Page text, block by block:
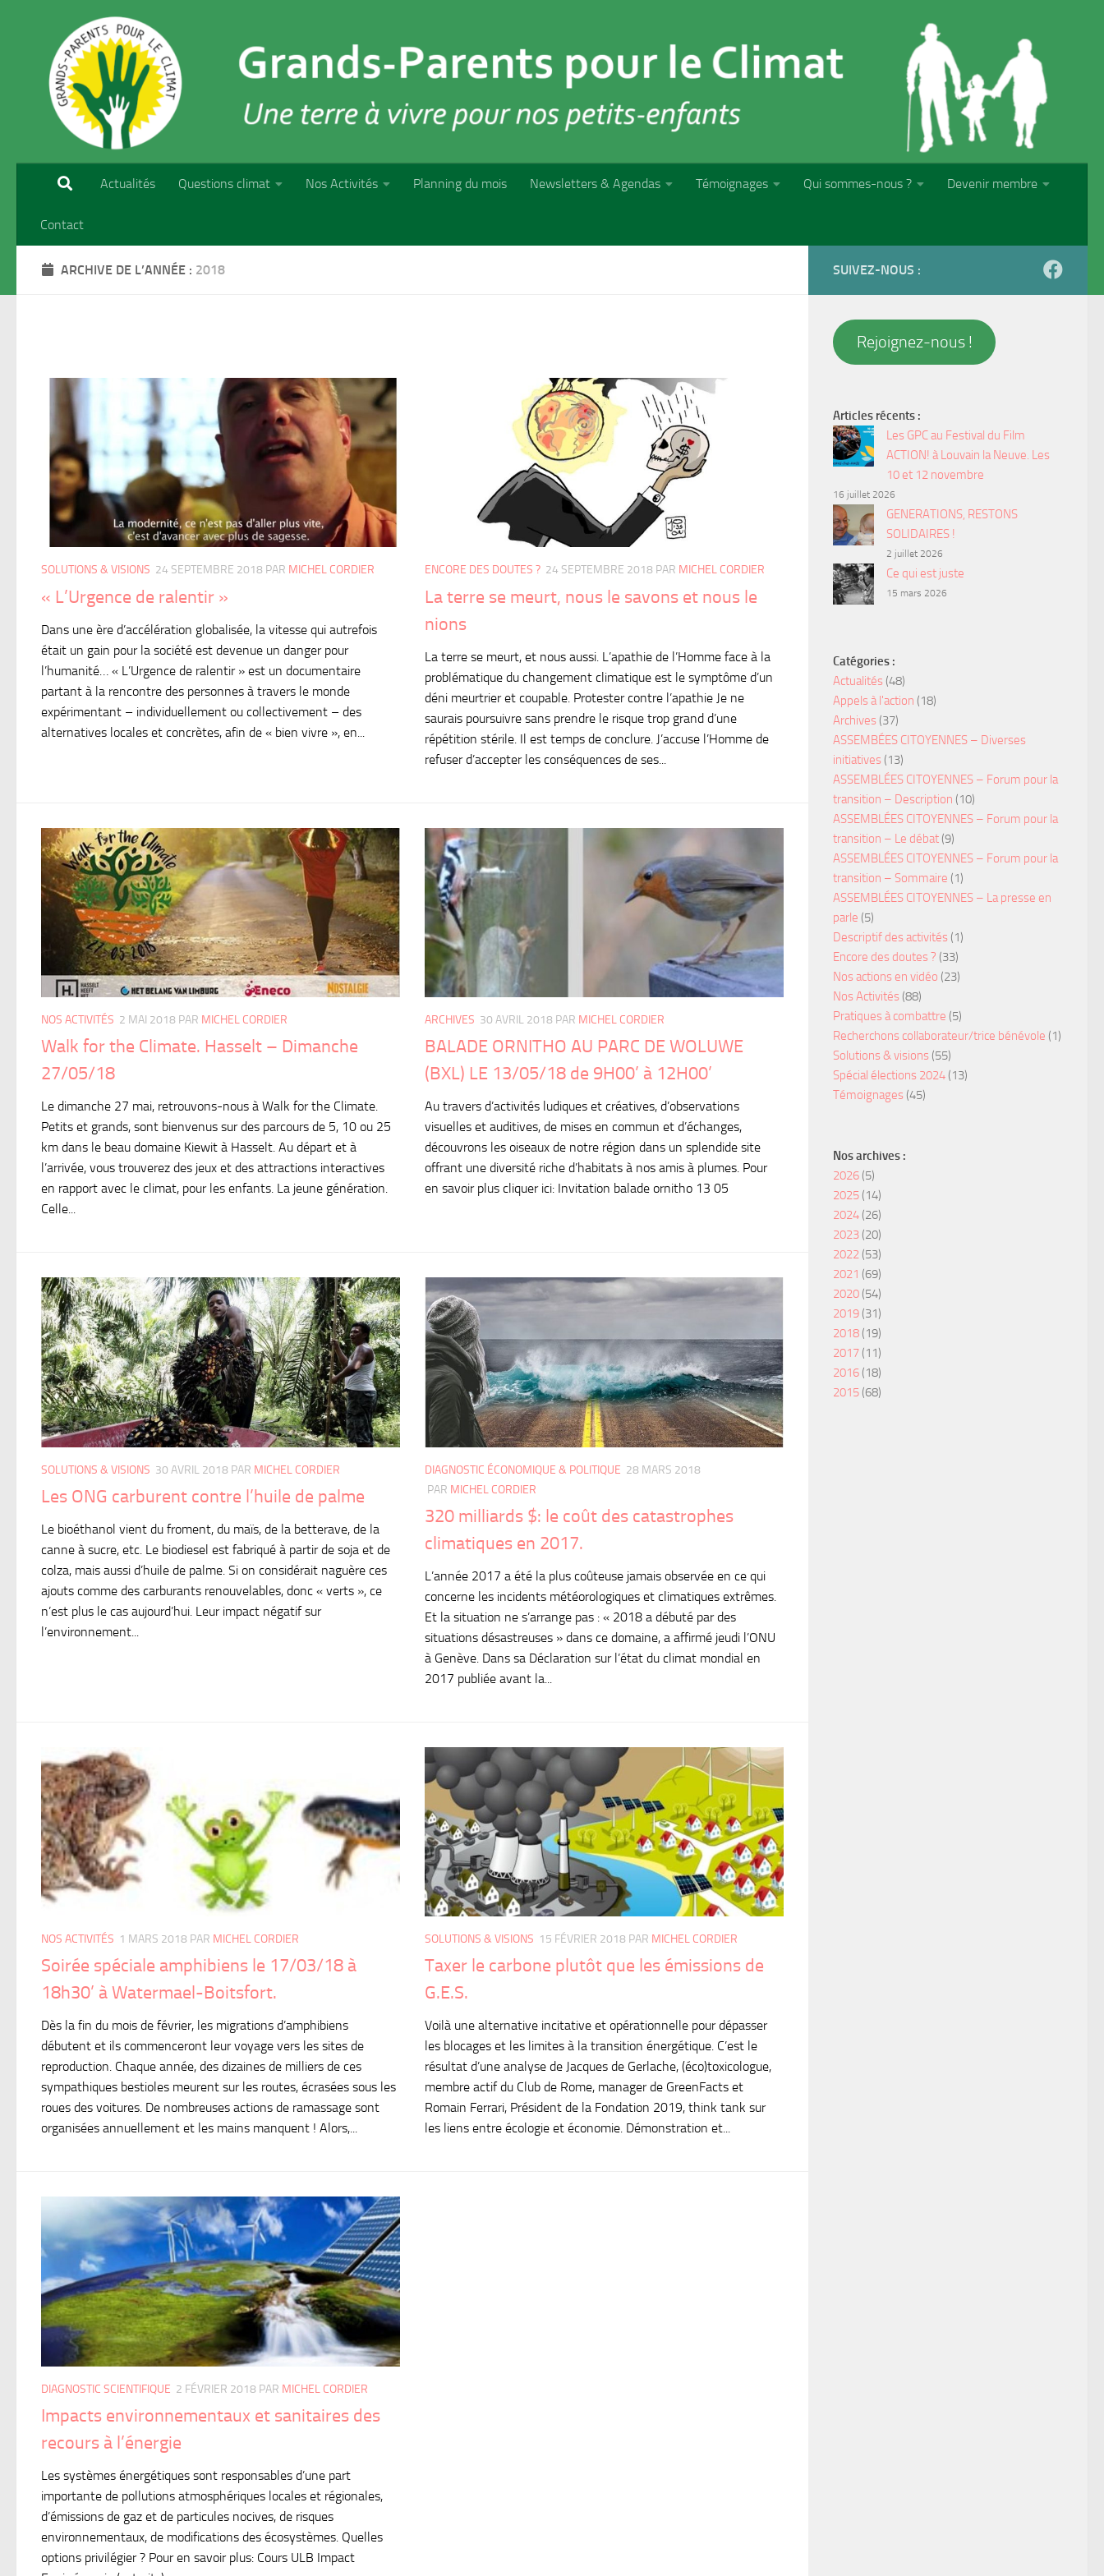
Skip to content
Actualités Questions climat Nos Activités Planning du mois Newsletters & Agendas Témoignages Qui sommes-nous ? Devenir membre
Contact
ARCHIVE DE L’ANNÉE : 2018
SOLUTIONS & VISIONS 24 SEPTEMBRE 2018 PAR MICHEL CORDIER
« L’Urgence de ralentir »
Dans une ère d’accélération globalisée, la vitesse qui autrefois
était un gain pour la société est devenue un danger pour
l’humanité… « L’Urgence de ralentir » est un documentaire
partant à la rencontre des personnes à travers le monde
expérimentant – individuellement ou collectivement – des
alternatives locales et concrètes, afin de « bien vivre », en...
ENCORE DES DOUTES ? 24 SEPTEMBRE 2018 PAR MICHEL CORDIER
La terre se meurt, nous le savons et nous le
nions
La terre se meurt, et nous aussi. L’apathie de l’Homme face à la
problématique du changement climatique est le symptôme d’un
déni meurtrier et coupable. Protester contre l’apathie Je ne
saurais poursuivre sans prendre le risque trop grand d’une
répétition stérile. Il est temps de conclure. J’accuse l’Homme de
refuser d’accepter les conséquences de ses...
NOS ACTIVITÉS 2 MAI 2018 PAR MICHEL CORDIER
Walk for the Climate. Hasselt – Dimanche
27/05/18
Le dimanche 27 mai, retrouvons-nous à Walk for the Climate.
Petits et grands, sont bienvenus sur des parcours de 5, 10 ou 25
km dans le beau domaine Kiewit à Hasselt. Au départ et à
l’arrivée, vous trouverez des jeux et des attractions interactives
en rapport avec le climat, pour les enfants. La jeune génération.
Celle...
ARCHIVES 30 AVRIL 2018 PAR MICHEL CORDIER
BALADE ORNITHO AU PARC DE WOLUWE
(BXL) LE 13/05/18 de 9H00’ à 12H00’
Au travers d’activités ludiques et créatives, d’observations
visuelles et auditives, de mises en commun et d’échanges,
découvrons les oiseaux de notre région dans un splendide site
offrant une diversité riche d’habitats à nos amis à plumes. Pour
en savoir plus cliquer ici: Invitation balade ornitho 13 05
SOLUTIONS & VISIONS 30 AVRIL 2018 PAR MICHEL CORDIER
Les ONG carburent contre l’huile de palme
Le bioéthanol vient du froment, du maïs, de la betterave, de la
canne à sucre, etc. Le biodiesel est fabriqué à partir de soja et de
colza, mais aussi d’huile de palme. Si on considérait naguère ces
ajouts comme des carburants renouvelables, donc « verts », ce
n’est plus le cas aujourd’hui. Leur impact négatif sur
l’environnement...
DIAGNOSTIC ÉCONOMIQUE & POLITIQUE 28 MARS 2018
PAR MICHEL CORDIER
320 milliards $: le coût des catastrophes
climatiques en 2017.
L’année 2017 a été la plus coûteuse jamais observée en ce qui
concerne les incidents météorologiques et climatiques extrêmes.
Et la situation ne s’arrange pas : « 2018 a débuté par des
situations désastreuses » dans ce domaine, a affirmé jeudi l’ONU
à Genève. Dans sa Déclaration sur l’état du climat mondial en
2017 publiée avant la...
NOS ACTIVITÉS 1 MARS 2018 PAR MICHEL CORDIER
Soirée spéciale amphibiens le 17/03/18 à
18h30’ à Watermael-Boitsfort.
Dès la fin du mois de février, les migrations d’amphibiens
débutent et ils commenceront leur voyage vers les sites de
reproduction. Chaque année, des dizaines de milliers de ces
sympathiques bestioles meurent sur les routes, écrasées sous les
roues des voitures. De nombreuses actions de ramassage sont
organisées annuellement et les mains manquent ! Alors,...
SOLUTIONS & VISIONS 15 FÉVRIER 2018 PAR MICHEL CORDIER
Taxer le carbone plutôt que les émissions de
G.E.S.
Voilà une alternative incitative et opérationnelle pour dépasser
les blocages et les limites à la transition énergétique. C’est le
résultat d’une analyse de Jacques de Gerlache, (éco)toxicologue,
membre actif du Club de Rome, manager de GreenFacts et
Romain Ferrari, Président de la Fondation 2019, think tank sur
les liens entre écologie et économie. Démonstration et...
DIAGNOSTIC SCIENTIFIQUE 2 FÉVRIER 2018 PAR MICHEL CORDIER
Impacts environnementaux et sanitaires des
recours à l’énergie
Les systèmes énergétiques sont responsables d’une part
importante de pollutions atmosphériques locales et régionales,
d’émissions de gaz et de particules nocives, de risques
environnementaux, de modifications des écosystèmes. Quelles
options privilégier ? Pour en savoir plus: Cours ULB Impact
SUIVEZ-NOUS :
Rejoignez-nous !
Articles récents :
Les GPC au Festival du Film
ACTION! à Louvain la Neuve. Les
10 et 12 novembre
16 juillet 2026
GENERATIONS, RESTONS
SOLIDAIRES !
2 juillet 2026
Ce qui est juste
15 mars 2026
Catégories :
Actualités (48)
Appels à l'action (18)
Archives (37)
ASSEMBÉES CITOYENNES – Diverses
initiatives (13)
ASSEMBLÉES CITOYENNES – Forum pour la
transition – Description (10)
ASSEMBLÉES CITOYENNES – Forum pour la
transition – Le débat (9)
ASSEMBLÉES CITOYENNES – Forum pour la
transition – Sommaire (1)
ASSEMBLÉES CITOYENNES – La presse en
parle (5)
Descriptif des activités (1)
Encore des doutes ? (33)
Nos actions en vidéo (23)
Nos Activités (88)
Pratiques à combattre (5)
Recherchons collaborateur/trice bénévole (1)
Solutions & visions (55)
Spécial élections 2024 (13)
Témoignages (45)
Nos archives :
2026 (5)
2025 (14)
2024 (26)
2023 (20)
2022 (53)
2021 (69)
2020 (54)
2019 (31)
2018 (19)
2017 (11)
2016 (18)
2015 (68)